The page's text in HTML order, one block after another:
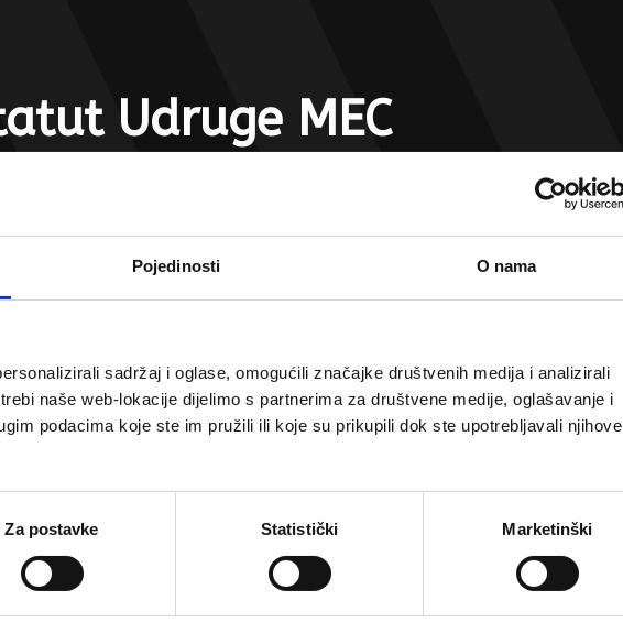
Pojedinosti O nama
sadržaj i oglase, omogućili značajke društvenih medija i analizirali
naše web-lokacije dijelimo s partnerima za društvene medije, oglašavanje i
podacima koje ste im pružili ili koje su prikupili dok ste upotrebljavali njihove
Za postavke Statistički Marketinški
Udruge MEC
izvještaji i planovi
Plan rada za 2024.
Financijski plan za 2024.